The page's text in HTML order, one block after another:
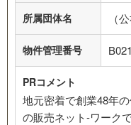
所属団体名 （
物件管理番号
PRコメント
地元密着で創業48年
の販売ネット-ワーク